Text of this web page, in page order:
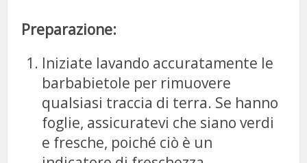
Preparazione:
Iniziate lavando accuratamente le
barbabietole per rimuovere
qualsiasi traccia di terra. Se hanno
foglie, assicuratevi che siano verdi
e fresche, poiché ciò è un